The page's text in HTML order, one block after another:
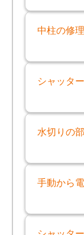
中柱の修
シャッタ
水切りの
手動から